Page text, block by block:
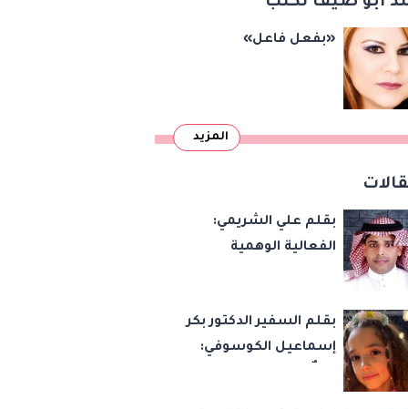
«بفعل فاعل»
المزيد
بقلم علي الشريمي:
الفعالية الوهمية
بقلم السفير الدكتور بكر
إسماعيل الكوسوفي: